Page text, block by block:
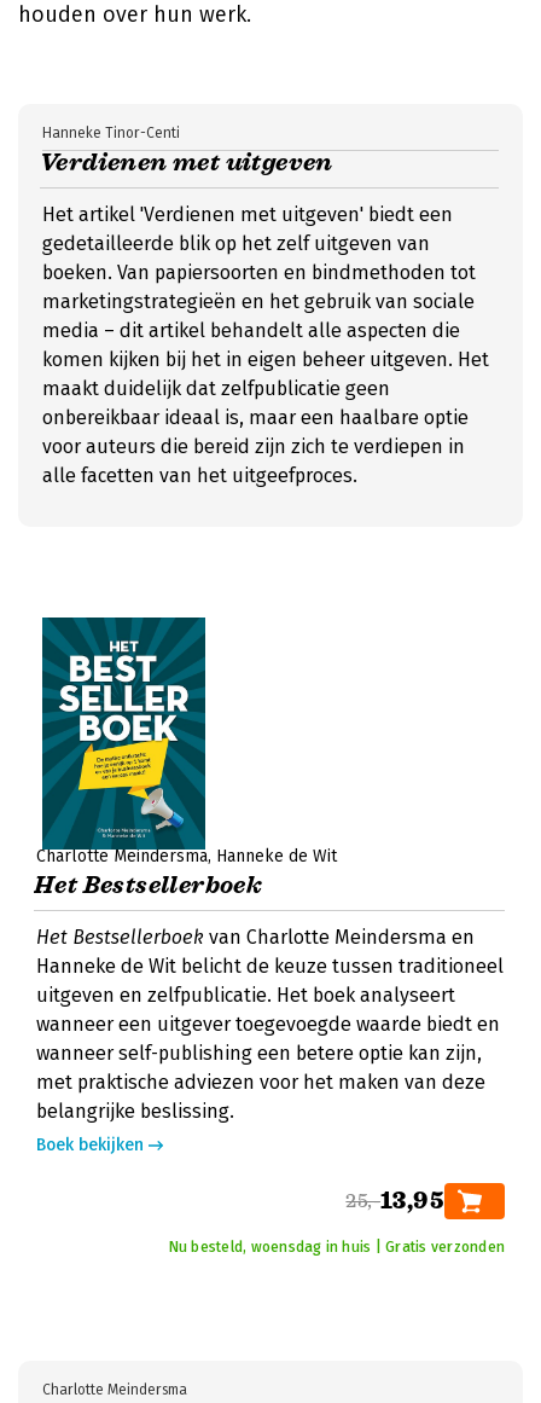
houden over hun werk.
Verdienen met uitgeven
Hanneke Tinor-Centi
Het artikel 'Verdienen met uitgeven' biedt een
gedetailleerde blik op het zelf uitgeven van
boeken. Van papiersoorten en bindmethoden tot
marketingstrategieën en het gebruik van sociale
media – dit artikel behandelt alle aspecten die
komen kijken bij het in eigen beheer uitgeven. Het
maakt duidelijk dat zelfpublicatie geen
onbereikbaar ideaal is, maar een haalbare optie
voor auteurs die bereid zijn zich te verdiepen in
alle facetten van het uitgeefproces.
Charlotte Meindersma Hanneke de Wit
Het Bestsellerboek
Het Bestsellerboek van Charlotte Meindersma en
Hanneke de Wit belicht de keuze tussen traditioneel
uitgeven en zelfpublicatie. Het boek analyseert
wanneer een uitgever toegevoegde waarde biedt en
wanneer self-publishing een betere optie kan zijn,
met praktische adviezen voor het maken van deze
belangrijke beslissing.
Boek bekijken
25,-13,95
Nu besteld, woensdag in huis | Gratis verzonden
Charlotte Meindersma